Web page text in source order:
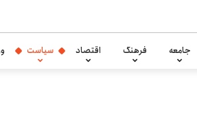
جامعه فرهنگ اقتصاد سیاست